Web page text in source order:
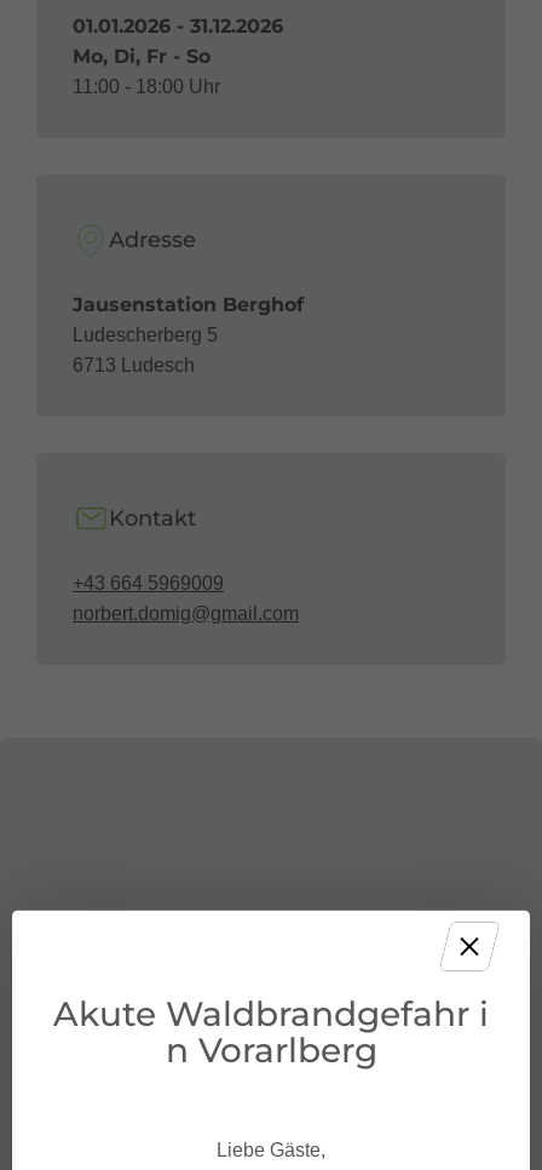
01.01.2026 - 31.12.2026
Mo, Di, Fr - So
11:00 - 18:00 Uhr
Adresse
Jausenstation Berghof
Ludescherberg 5
6713 Ludesch
Kontakt
+43 664 5969009
norbert.domig@gmail.com
Akute Waldbrandgefahr i
n Vorarlberg
Liebe Gäste,